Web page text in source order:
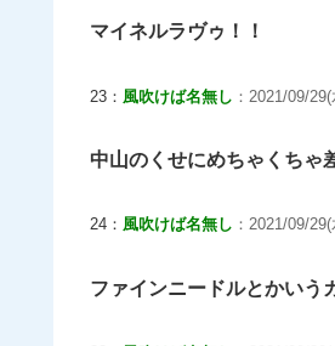
マイネルラヴゥ！！
23： 風吹けば名無し ：2021/09/
中山のくせにめちゃくちゃ
24： 風吹けば名無し ：2021/09/
ファインニードルとかいう